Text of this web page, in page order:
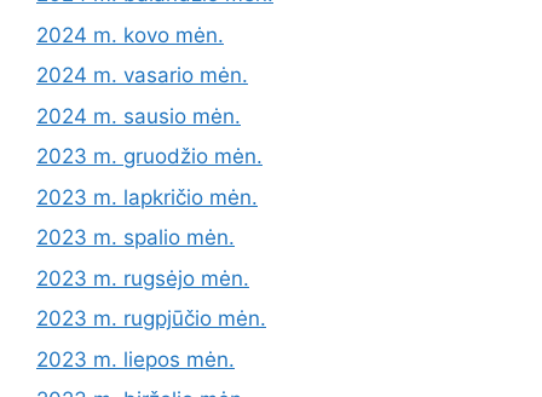
2024 m. kovo mėn.
2024 m. vasario mėn.
2024 m. sausio mėn.
2023 m. gruodžio mėn.
2023 m. lapkričio mėn.
2023 m. spalio mėn.
2023 m. rugsėjo mėn.
2023 m. rugpjūčio mėn.
2023 m. liepos mėn.